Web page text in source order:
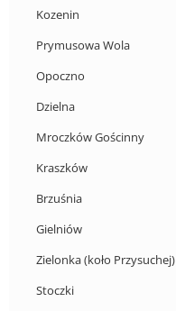
Kozenin
Prymusowa Wola
Opoczno
Dzielna
Mroczków Gościnny
Kraszków
Brzuśnia
Gielniów
Zielonka (koło Przysuchej)
Stoczki